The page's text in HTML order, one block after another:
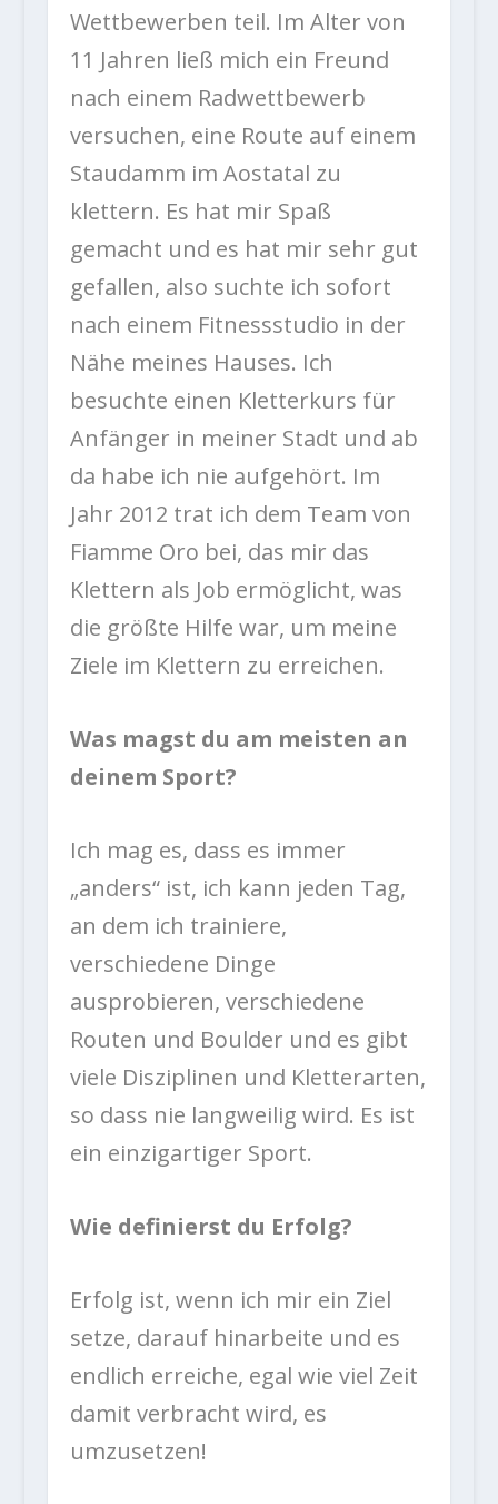
Wettbewerben teil. Im Alter von
11 Jahren ließ mich ein Freund
nach einem Radwettbewerb
versuchen, eine Route auf einem
Staudamm im Aostatal zu
klettern. Es hat mir Spaß
gemacht und es hat mir sehr gut
gefallen, also suchte ich sofort
nach einem Fitnessstudio in der
Nähe meines Hauses. Ich
besuchte einen Kletterkurs für
Anfänger in meiner Stadt und ab
da habe ich nie aufgehört. Im
Jahr 2012 trat ich dem Team von
Fiamme Oro bei, das mir das
Klettern als Job ermöglicht, was
die größte Hilfe war, um meine
Ziele im Klettern zu erreichen.
Was magst du am meisten an
deinem Sport?
Ich mag es, dass es immer
„anders“ ist, ich kann jeden Tag,
an dem ich trainiere,
verschiedene Dinge
ausprobieren, verschiedene
Routen und Boulder und es gibt
viele Disziplinen und Kletterarten,
so dass nie langweilig wird. Es ist
ein einzigartiger Sport.
Wie definierst du Erfolg?
Erfolg ist, wenn ich mir ein Ziel
setze, darauf hinarbeite und es
endlich erreiche, egal wie viel Zeit
damit verbracht wird, es
umzusetzen!